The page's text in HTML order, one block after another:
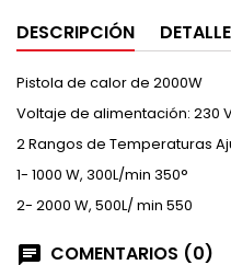
DESCRIPCIÓN
Pistola de calor de 2000W
Voltaje de alimentación: 230
2 Rangos de Temperaturas
1- 1000 W, 300L/min 350°
2- 2000 W, 500L/ min 550
COMENTARIOS (0)